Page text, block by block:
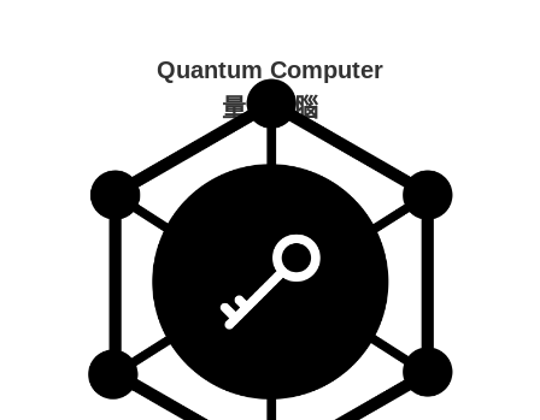
Quantum Computer
量子電腦